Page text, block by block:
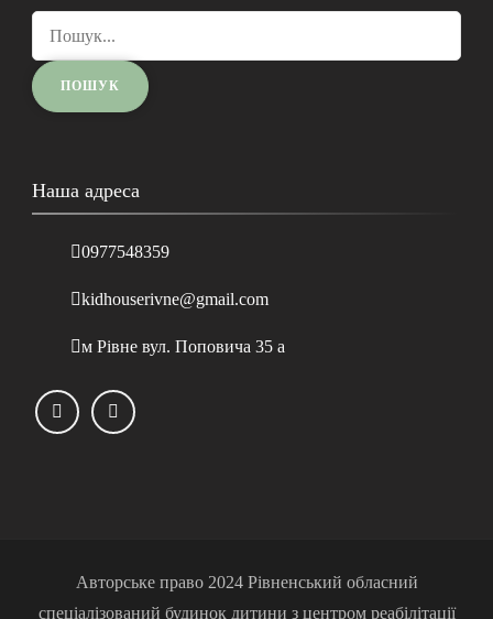
Наша адреса
0977548359
kidhouserivne@gmail.com
м Рівне вул. Поповича 35 а
Авторське право 2024 Рівненський обласний
спеціалізований будинок дитини з центром реабілітації